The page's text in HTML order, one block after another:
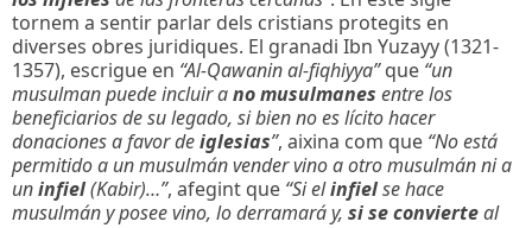
tornem a sentir parlar dels cristians protegits en
diverses obres juridiques. El granadi Ibn Yuzayy (1321-
1357), escrigue en “Al-Qawanin al-fiqhiyya”que “un
musulman puede incluir ano musulmanes entre los
beneficiarios de su legado, si bien no es lícito hacer
donaciones a favor deiglesias”, aixina com que “No está
permitido a un musulmán vender vino a otro musulmán ni a
uninfiel(Kabir)…”, afegint que “Si elinfielse hace
musulmán y posee vino, lo derramará y, si se convierteal